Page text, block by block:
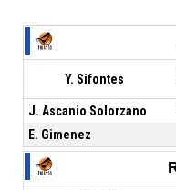
Y. Sifontes
J. Ascanio Solorzano
E. Gimenez